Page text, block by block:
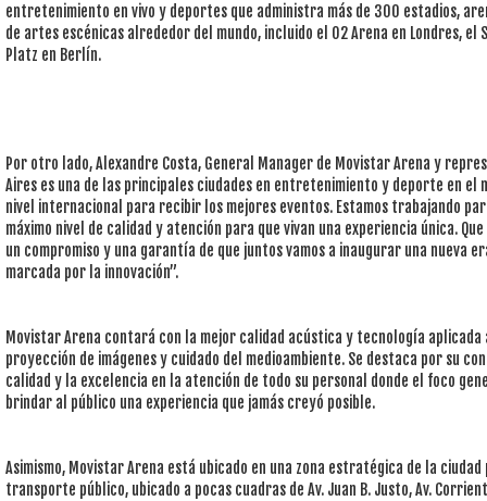
entretenimiento en vivo y deportes que administra más de 300 estadios,
de artes escénicas alrededor del mundo, incluido el O2 Arena en Londres, el
Platz en Berlín.
Por otro lado, Alexandre Costa, General Manager de Movistar Arena y
Aires es una de las principales ciudades en entretenimiento y deporte en el
nivel internacional para recibir los mejores eventos. Estamos trabajando
máximo nivel de calidad y atención para que vivan una experiencia única.
un compromiso y una garantía de que juntos vamos a inaugurar una nueva
marcada por la innovación”.
Movistar Arena contará con la mejor calidad acústica y tecnología aplicada
proyección de imágenes y cuidado del medioambiente. Se destaca por su
calidad y la excelencia en la atención de todo su personal donde el foco
brindar al público una experiencia que jamás creyó posible.
Asimismo, Movistar Arena está ubicado en una zona estratégica de la
transporte público, ubicado a pocas cuadras de Av. Juan B. Justo, Av.